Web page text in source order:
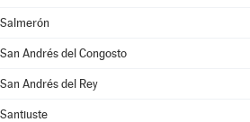
Salmerón
San Andrés del Congosto
San Andrés del Rey
Santiuste